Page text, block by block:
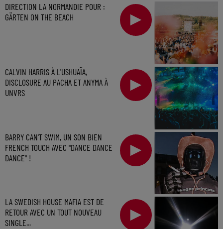
DIRECTION LA NORMANDIE POUR :
GÄRTEN ON THE BEACH
CALVIN HARRIS À L'USHUAÏA,
DISCLOSURE AU PACHA ET ANYMA À
UNVRS
BARRY CAN'T SWIM, UN SON BIEN
FRENCH TOUCH AVEC "DANCE DANCE
DANCE" !
LA SWEDISH HOUSE MAFIA EST DE
RETOUR AVEC UN TOUT NOUVEAU
SINGLE...